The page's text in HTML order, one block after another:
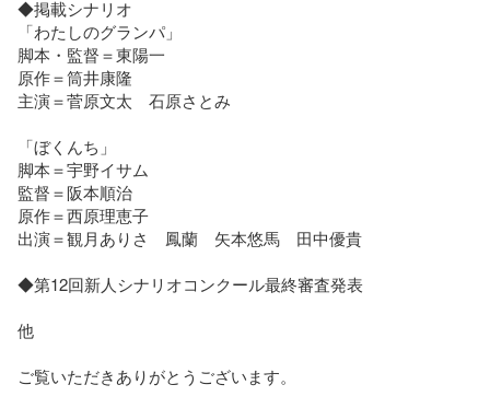
◆掲載シナリオ
「わたしのグランパ」
脚本・監督＝東陽一
原作＝筒井康隆
主演＝菅原文太　石原さとみ
「ぼくんち」
脚本＝宇野イサム
監督＝阪本順治
原作＝西原理恵子
出演＝観月ありさ　鳳蘭　矢本悠馬　田中優貴
◆第12回新人シナリオコンクール最終審査発表
他
ご覧いただきありがとうございます。